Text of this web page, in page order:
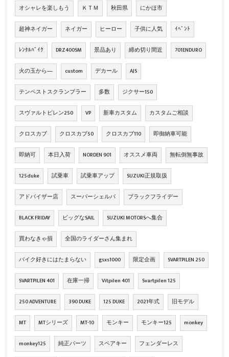
オシャレを楽しもう ＫＴＭ 秋田県 にかほ市
超神ネイガー ネイガー ヒーロー 子供に人気 ｲﾍﾞﾝﾄ
ﾚﾝﾀﾙﾊﾞｲｸ DRZ400SM 景品あり 締め切り間近 701ENDURO
火の玉から― custom デカール AJS
テンペストスクランブラー 多数 ジクサー150
スヴァルトピレン250 VP 新車カスタム カスタムご相談
クロスカブ クロスカブ50 クロスカブ110 即御納車可能
即納可 本日入荷 NORDEN 901 オススメ車両 無転倒無事故
125duke 試乗車 試乗車アップ SUZUKI正規取扱
アドバイザー店 スーパーシェルパ ブラックフライデー
BLACK FRIDAY ビッグなSAIL SUZUKI MOTORSへ集合
買わなきゃ損 全国のライダーさん集まれ
バイク好きにはたまらない gsxs1000 限定企画 SVARTPILEN 250
SVARTPILEN 401 在庫一掃 Vitpilen 401 Svartpilen 125
250 ADVENTURE 390 DUKE 125 DUKE 2021年式 旧モデル
MT MTシリーズ MT-10 モンキー モンキー125 monkey
monkey125 純正パーツ スペアキー フェンダーレス